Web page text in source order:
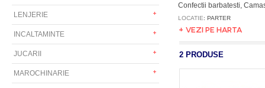
LENJERIE
INCALTAMINTE
JUCARII
MAROCHINARIE
Confectii barbatesti,
LOCATIE: PARTER
+ VEZI PE HARTA
2 PRODUSE